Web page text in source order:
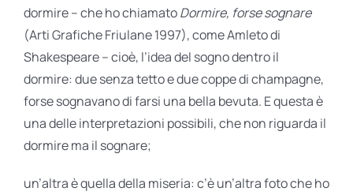
dormire – che ho chiamatoDormire, forse sognare
(Arti Grafiche Friulane 1997), come Amleto di
Shakespeare – cioè, l’idea del sogno dentro il
dormire: due senza tetto e due coppe di champagne,
forse sognavano di farsi una bella bevuta. E questa è
una delle interpretazioni possibili, che non riguarda il
dormire ma il sognare;
un’altra è quella della miseria: c’è un’altra foto che ho